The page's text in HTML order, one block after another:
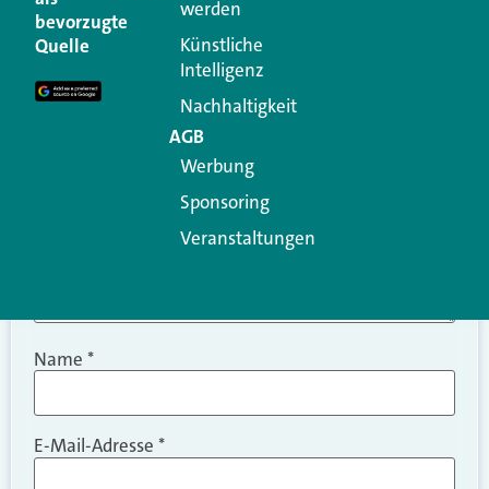
Ihre E-Mail-Adresse wird nicht veröffentlicht.
Erforderliche Felder sind mit
Kommentar
Name *
E-Mail-Adresse *
bevorzugte
Quelle
werden
Künstliche
Intelligenz
Nachhaltigkeit
AGB
Werbung
Sponsoring
Veranstaltungen